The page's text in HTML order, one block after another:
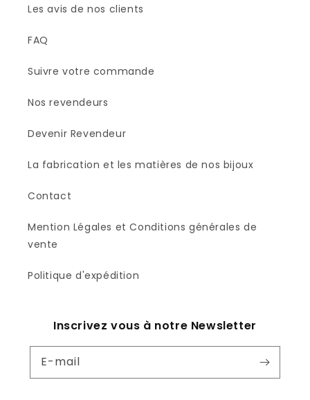
Les avis de nos clients
FAQ
Suivre votre commande
Nos revendeurs
Devenir Revendeur
La fabrication et les matières de nos bijoux
Contact
Mention Légales et Conditions générales de
vente
Politique d'expédition
Inscrivez vous à notre Newsletter
E-mail